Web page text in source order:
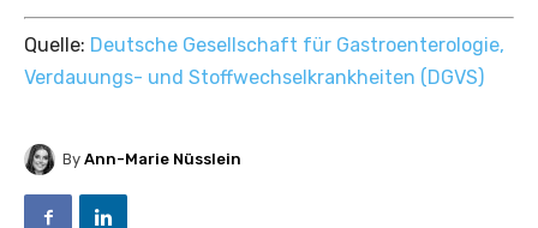
Quelle: Deutsche Gesellschaft für Gastroenterologie,
Verdauungs- und Stoffwechselkrankheiten (DGVS)
By Ann-Marie Nüsslein